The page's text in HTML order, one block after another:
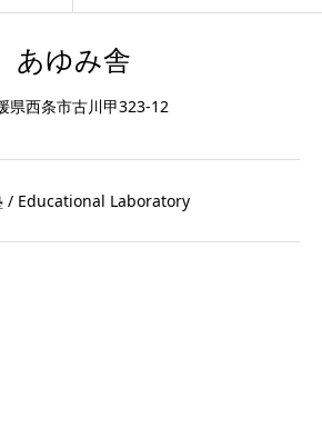
あゆみ舎
県西条市古川甲323-12
/ Educational Laboratory